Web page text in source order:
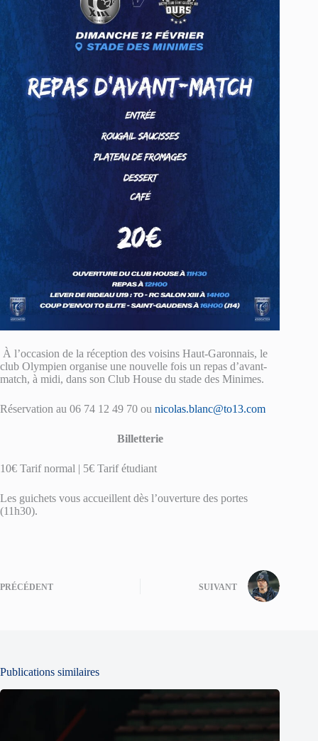
À l’occasion de la réception des voisins Haut-Garonnais, le
club Olympien organise une nouvelle fois un repas d’avant-
match, à midi, dans son Club House du stade des Minimes.
Réservation au 06 74 12 49 70 ou nicolas.blanc@to13.com
Billetterie
10€ Tarif normal | 5€ Tarif étudiant
Les guichets vous accueillent dès l’ouverture des portes
(11h30).
PRÉCÉDENT SUIVANT
Publications similaires